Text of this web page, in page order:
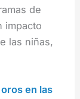
de
impacto
las niñas,
en las